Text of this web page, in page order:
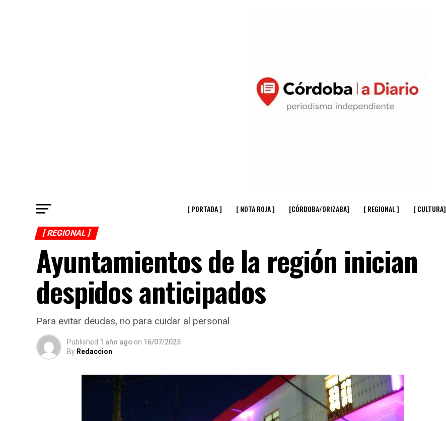
[ PORTADA ] [ NOTA ROJA ] [CÓRDOBA/ORIZABA] [ REGIONAL ] [ CULTURA]
[ REGIONAL ]
Ayuntamientos de la región inician
despidos anticipados
Para evitar deudas, no para cuidar al personal
Published 1 año ago on 16/07/2025
By Redaccion